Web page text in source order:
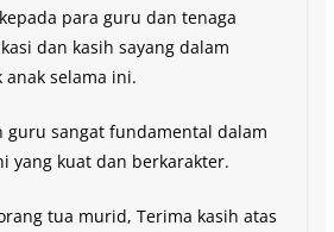
para guru dan tenaga
dan kasih sayang dalam
selama ini.
guru sangat fundamental dalam
yang kuat dan berkarakter.
tua murid, Terima kasih atas